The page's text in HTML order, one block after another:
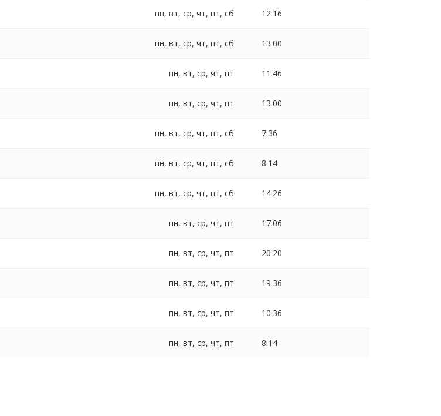
пн, вт, ср, чт, пт, сб 12:16
пн, вт, ср, чт, пт, сб 13:00
пн, вт, ср, чт, пт 11:46
пн, вт, ср, чт, пт 13:00
пн, вт, ср, чт, пт, сб 7:36
пн, вт, ср, чт, пт, сб 8:14
пн, вт, ср, чт, пт, сб 14:26
пн, вт, ср, чт, пт 17:06
пн, вт, ср, чт, пт 20:20
пн, вт, ср, чт, пт 19:36
пн, вт, ср, чт, пт 10:36
пн, вт, ср, чт, пт 8:14